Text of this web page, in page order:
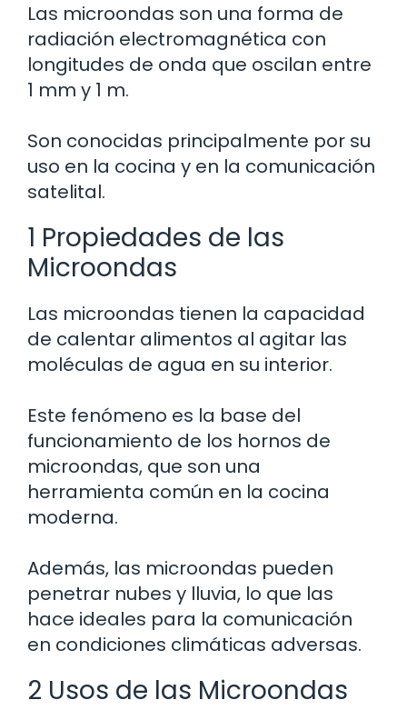
Las microondas son una forma de
radiación electromagnética con
longitudes de onda que oscilan entre
1 mm y 1 m.
Son conocidas principalmente por su
uso en la cocina y en la comunicación
satelital.
1 Propiedades de las
Microondas
Las microondas tienen la capacidad
de calentar alimentos al agitar las
moléculas de agua en su interior.
Este fenómeno es la base del
funcionamiento de los hornos de
microondas, que son una
herramienta común en la cocina
moderna.
Además, las microondas pueden
penetrar nubes y lluvia, lo que las
hace ideales para la comunicación
en condiciones climáticas adversas.
2 Usos de las Microondas